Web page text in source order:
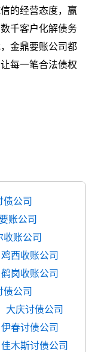
的经营态度，赢
千客户化解债务
金鼎要账公司都
每一笔合法债权
债公司
账公司
收账公司
鸡西收账公司
鹤岗收账公司
债公司
大庆讨债公司
伊春讨债公司
佳木斯讨债公司